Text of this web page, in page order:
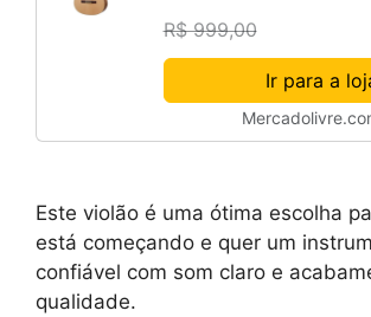
R$ 999,00
Ir para a
Este violão é uma ótima escolha
está começando e quer um
confiável com som claro e
qualidade.